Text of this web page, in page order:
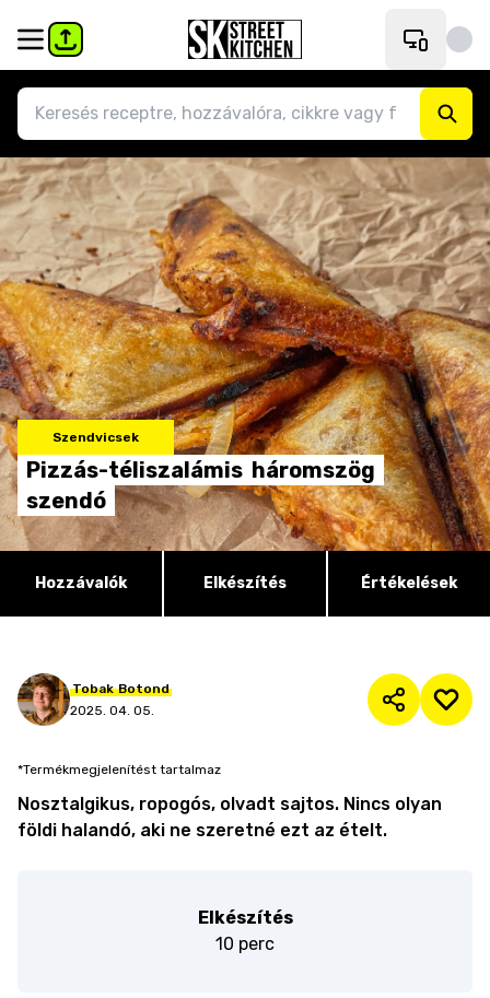
Szendvicsek
Pizzás-téliszalámis háromszög
szendó
Hozzávalók Elkészítés Értékelések
Tobak Botond
2025. 04. 05.
*Termékmegjelenítést tartalmaz
Nosztalgikus, ropogós, olvadt sajtos. Nincs olyan
földi halandó, aki ne szeretné ezt az ételt.
Elkészítés
10 perc